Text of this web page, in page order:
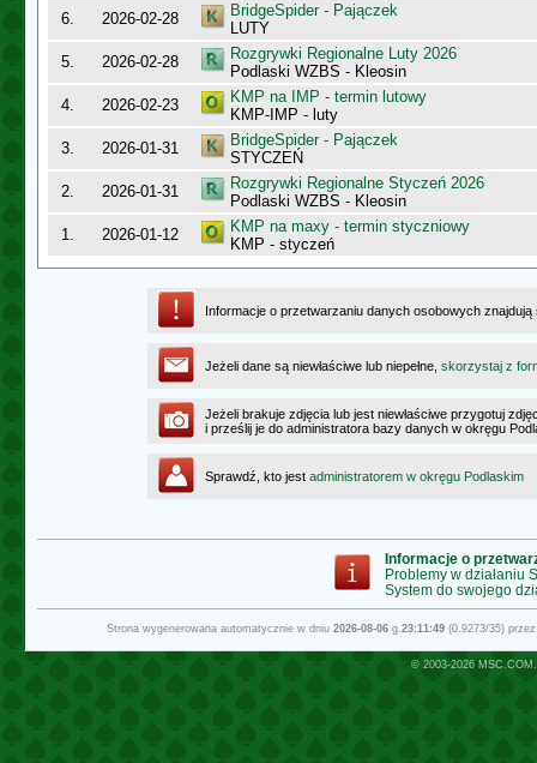
6.
2026-02-28
BridgeSpider - Pajączek
LUTY
5.
2026-02-28
Rozgrywki Regionalne Luty 2026
Podlaski WZBS - Kleosin
4.
2026-02-23
KMP na IMP - termin lutowy
KMP-IMP - luty
3.
2026-01-31
BridgeSpider - Pajączek
STYCZEŃ
2.
2026-01-31
Rozgrywki Regionalne Styczeń 2026
Podlaski WZBS - Kleosin
1.
2026-01-12
KMP na maxy - termin styczniowy
KMP - styczeń
Informacje o przetwarzaniu danych osobowych
Jeżeli dane są niewłaściwe lub niepełne, skorzystaj z
Jeżeli brakuje zdjęcia lub jest niewłaściwe przygotuj
i prześlij je do administratora bazy danych w okręgu
Sprawdź, kto jest administratorem w okręgu Podlaskim
Informacje o
Problemy w działaniu
System do swojego
Strona wygenerowana automatycznie w dniu 2026-08-06g.23:11:49(0.9273/35)
© 2003-2026